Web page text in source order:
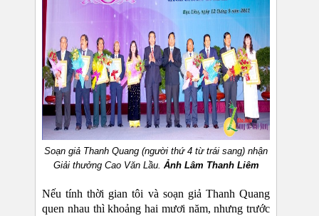
Soạn giả Thanh Quang (người thứ 4 từ trái sang) nhận
Giải thưởng Cao Văn Lầu. Ảnh Lâm Thanh Liêm
Nếu tính thời gian tôi và soạn giả Thanh Quang
quen nhau thì khoảng hai mươi năm, nhưng trước